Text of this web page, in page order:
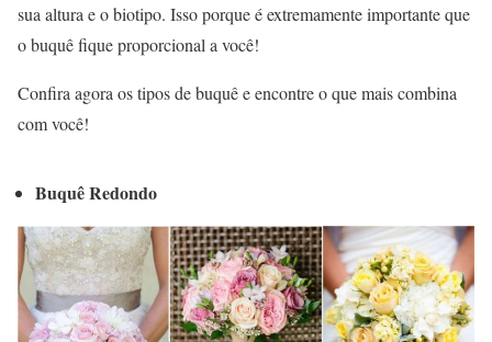
sua altura e o biotipo. Isso porque é extremamente importante que
o buquê fique proporcional a você!
Confira agora os tipos de buquê e encontre o que mais combina
com você!
Buquê Redondo